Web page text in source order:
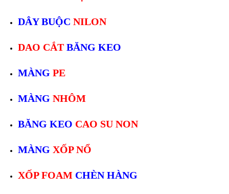
DÂY BUỘC NILON
DAO CẮT BĂNG KEO
MÀNG PE
MÀNG NHÔM
BĂNG KEO CAO SU NON
MÀNG XỐP NỔ
XỐP FOAM CHÈN HÀNG